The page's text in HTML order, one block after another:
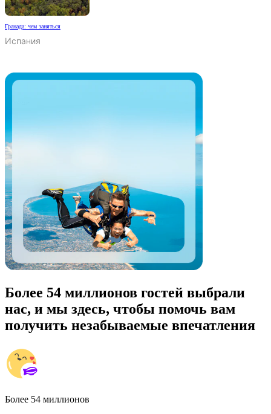
Гранада: чем заняться
Испания
Более 54 миллионов гостей выбрали
нас, и мы здесь, чтобы помочь вам
получить незабываемые впечатления
Более 54 миллионов